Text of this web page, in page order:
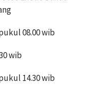
08.00 wib
wib
14.30 wib